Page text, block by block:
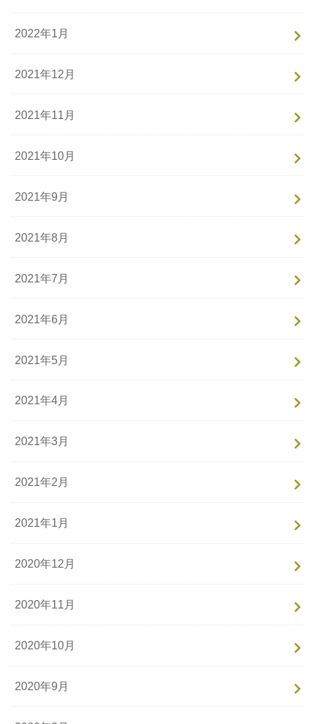
2022年1月
2021年12月
2021年11月
2021年10月
2021年9月
2021年8月
2021年7月
2021年6月
2021年5月
2021年4月
2021年3月
2021年2月
2021年1月
2020年12月
2020年11月
2020年10月
2020年9月